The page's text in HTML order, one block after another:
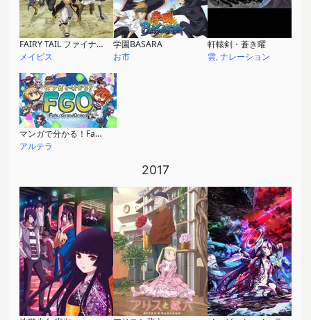
FAIRY TAIL ファイナルシリーズ
メイビス
学園BASARA
お市
軒轅剣・蒼き曜
雲,ナレーション
マンガで分かる！Fate/Grand Order
アルテラ
2017